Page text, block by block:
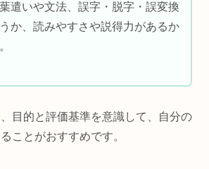
遣いや文法、誤字・脱字・誤変換
か、読みやすさや説得力があるか
目的と評価基準を意識して、自分の
ことがおすすめです。